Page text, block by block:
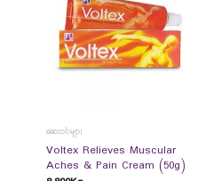
ဆေးဝါးများ
Voltex Relieves Muscular
Aches & Pain Cream (50g)